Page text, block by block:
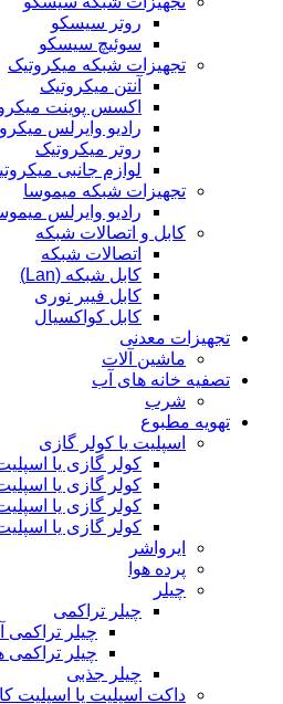
روتر سیسکو
سوئیچ سیسکو
تجهیزات شبکه میکروتیک
آنتن میکروتیک
اکسس پوینت
رادیو وایرلس
روتر میکروتیک
لوازم جانبی
تجهیزات شبکه میموسا
رادیو وایرلس
کابل و اتصالات شبکه
اتصالات شبکه
کابل شبکه (Lan)
کابل فیبر نوری
کابل کواکسیال
تجهیزات معدنی
ماشین آلات
تصفیه خانه های آب
شرب
تهویه مطبوع
اسپلیت یا کولر گازی
کولر گازی یا
کولر گازی یا
کولر گازی یا
کولر گازی یا
ایرواشر
پرده هوا
چیلر
چیلر تراکمی
چیلر
چیلر تراکمی
چیلر جذبی
داکت اسپلیت یا اسپلیت